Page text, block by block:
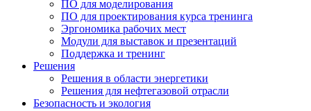
ПО для моделирования
ПО для проектирования курса тренинга
Эргономика рабочих мест
Модули для выставок и презентаций
Поддержка и тренинг
Решения
Решения в области энергетики
Решения для нефтегазовой отрасли
Безопасность и экология